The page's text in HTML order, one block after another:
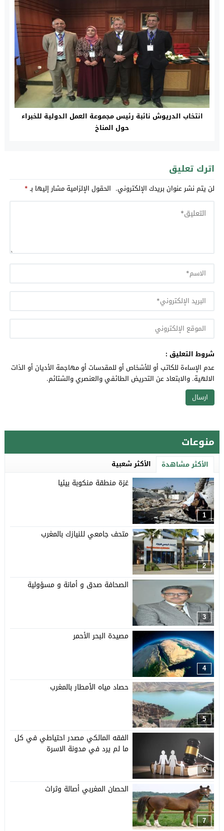
انتخاب الدريوش نائبة رئيس مجموعة العمل الدولية للخبراء
حول المناخ
اترك تعليق
لن يتم نشر عنوان بريدك الإلكتروني. الحقول الإلزامية مشار إليها بـ*
شروط التعليق :
عدم الإساءة للكاتب أو للأشخاص أو للمقدسات أو مهاجمة الأديان أو الذات
الالهية. والابتعاد عن التحريض الطائفي والعنصري والشتائم.
منوعات
الأكثر مشاهدة الأكثر شعبية
1
غزة منطقة منكوبة بيئيا
2
متحف جامعي للنيازك بالمغرب
3
الصحافة صدق و أمانة و مسؤولية
4
مصيدة البحر الأحمر
5
حصاد مياه الأمطار بالمغرب
6
الفقه المالكي مصدر احتياطي في كل
ما لم يرد في مدونة الاسرة
7
الحصان المغربي أصالة وثراث